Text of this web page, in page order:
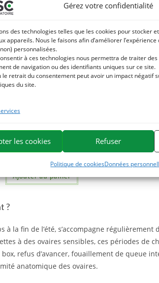
Gérez votre confidentialité
des technologies telles que les cookies pour stocker
appareils. Nous le faisons afin d’améliorer
personnalisées.
à ces technologies nous permettra de traiter
de navigation ou des identifiants uniques sur ce site.
le retrait du consentement peut avoir un impact négatif
du site.
les cookies Refuser
Politique de cookiesDonnées
cheval – Plante pure
Ajouter au panier
?
la fin de l’été, s’accompagne régulièrement
à des ovaires sensibles, ces périodes de
refus d’avancer, fouaillement de queue
anatomique des ovaires.